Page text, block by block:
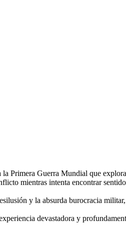
Primera Guerra Mundial que
mientras intenta encontrar
y la absurda burocracia
devastadora y